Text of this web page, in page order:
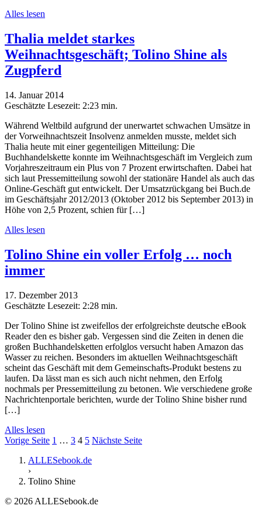
Alles lesen
Thalia meldet starkes
Weihnachtsgeschäft; Tolino Shine als
Zugpferd
14. Januar 2014
Geschätzte Lesezeit: 2:23 min.
Während Weltbild aufgrund der unerwartet schwachen Umsätze in
der Vorweihnachtszeit Insolvenz anmelden musste, meldet sich
Thalia heute mit einer gegenteiligen Mitteilung: Die
Buchhandelskette konnte im Weihnachtsgeschäft im Vergleich zum
Vorjahreszeitraum ein Plus von 7 Prozent erwirtschaften. Dabei hat
sich laut Pressemitteilung sowohl der stationäre Handel als auch das
Online-Geschäft gut entwickelt. Der Umsatzrückgang bei Buch.de
im Geschäftsjahr 2012/2013 (Oktober 2012 bis September 2013) in
Höhe von 2,5 Prozent, schien für […]
Alles lesen
Tolino Shine ein voller Erfolg … noch
immer
17. Dezember 2013
Geschätzte Lesezeit: 2:28 min.
Der Tolino Shine ist zweifellos der erfolgreichste deutsche eBook
Reader den es bisher gab. Vergessen sind die Zeiten in denen die
großen Buchhandelsketten erfolglos versucht haben Amazon das
Wasser zu reichen. Besonders im aktuellen Weihnachtsgeschäft
scheint das Geschäft mit dem Gemeinschafts-Produkt bestens zu
laufen. Da lässt man es sich auch nicht nehmen, den Erfolg
nochmals per Pressemitteilung zu betonen. Wie verschiedene große
Nachrichtenportale berichten, wurde der Tolino Shine bisher rund
[…]
Alles lesen
Vorige Seite 1 … 3 4 5 Nächste Seite
ALLESebook.de
›
Tolino Shine
© 2026 ALLESebook.de